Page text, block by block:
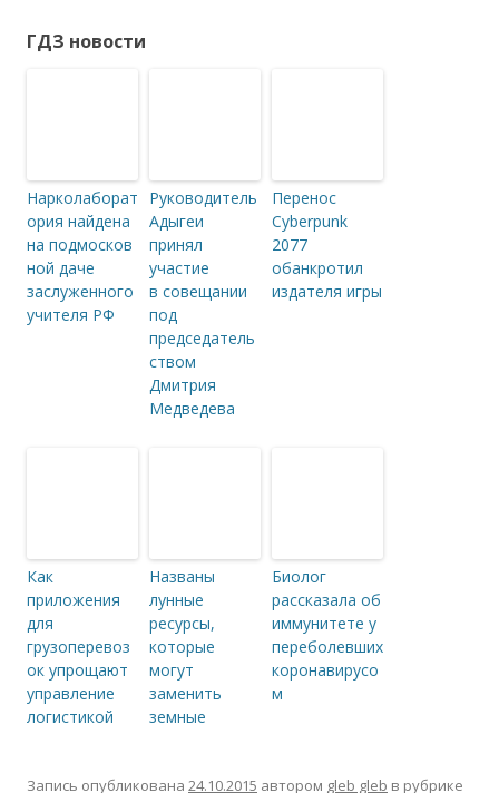
ГДЗ новости
Нарколаборат
ория найдена
на подмосков
ной даче
заслуженного
учителя РФ
Руководитель
Адыгеи
принял
участие
в совещании
под
председатель
ством
Дмитрия
Медведева
Перенос
Cyberpunk
2077
обанкротил
издателя игры
Как
приложения
для
грузоперевоз
ок упрощают
управление
логистикой
Названы
лунные
ресурсы,
которые
могут
заменить
земные
Биолог
рассказала об
иммунитете у
переболевших
коронавирусо
м
Запись опубликована 24.10.2015 автором gleb gleb в рубрике